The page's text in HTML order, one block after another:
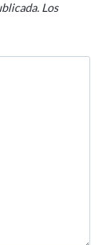
Los